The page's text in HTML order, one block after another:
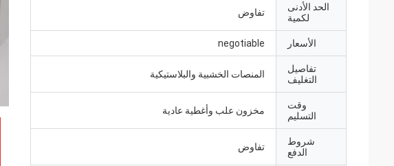
الحد الأدنى
لكمية
تفاوض
الأسعار negotiable
تفاصيل
التغليف
المنصات الخشبية والبلاستيكية
وقت
التسليم
مخزون علب وأغطية عادية
شروط
الدفع
تفاوض